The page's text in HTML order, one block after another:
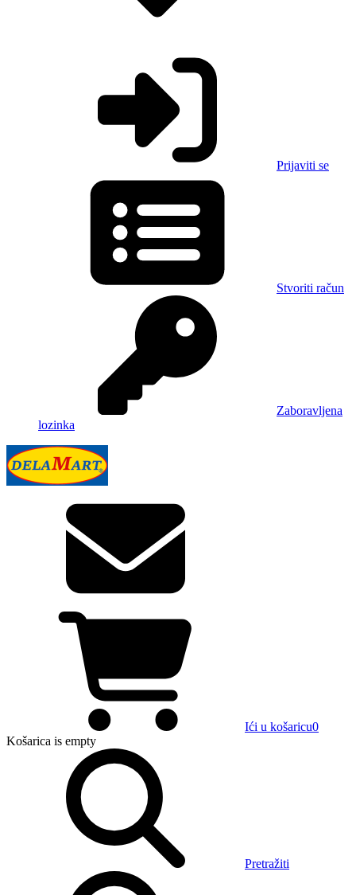
Prijaviti se
Stvoriti račun
Zaboravljena
lozinka
Ići u košaricu0
Košarica is empty
Pretražiti